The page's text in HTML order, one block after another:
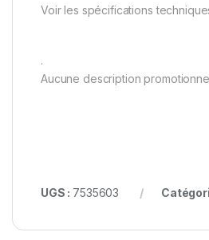
Voir les spécifications
.
Aucune description
UGS : 7535603